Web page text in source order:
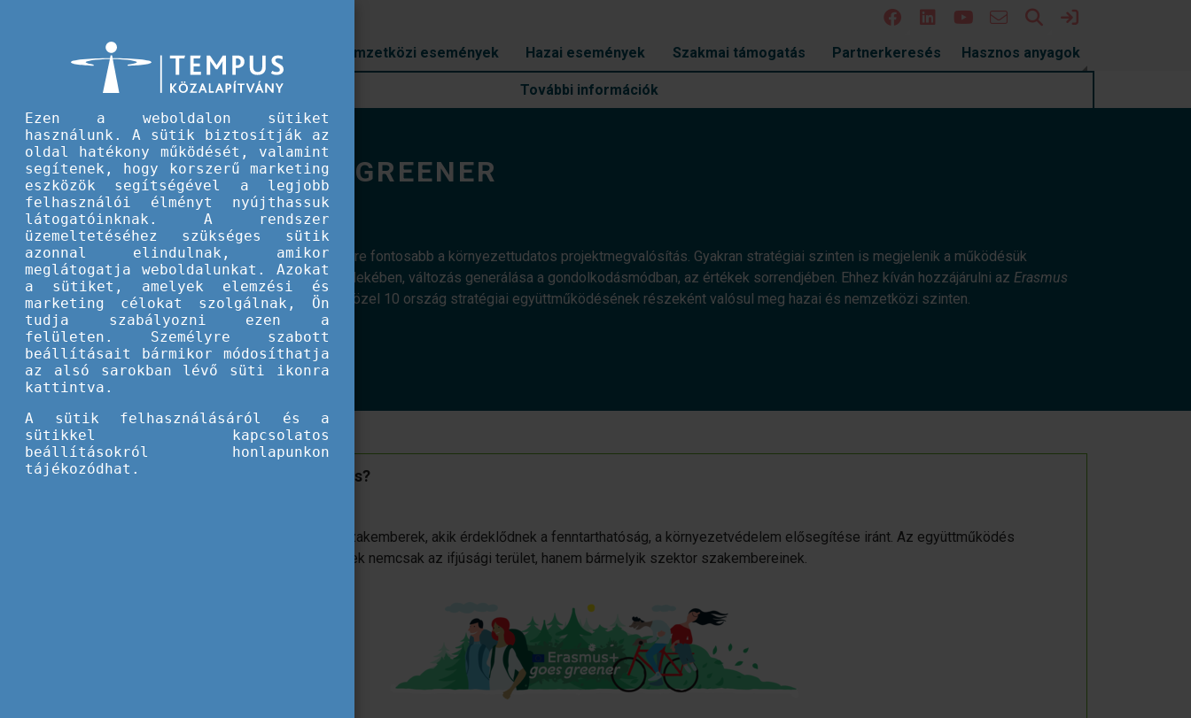
Keresés
Prioritások Nemzetközi események Hazai események Szakmai támogatás Partnerkeresés Hasznos anyagok
További információk
ERASMUS GOES GREENER
Az ifjúsági szervezetek életében egyre fontosabb a környezettudatos projektmegvalósítás. Gyakran stratégiai szinten is megjelenik a működésük
átalakítása környezetünk védelme érdekében, változás generálása a gondolkodásmódban, az értékek sorrendjében. Ehhez kíván hozzájárulni az Erasmus
Goes Greenerprojektsorozat, amely közel 10 ország stratégiai együttműködésének részeként valósul meg hazai és nemzetközi szinten.
Kiknek szól ez az együttműködés?
A cél inspiráció nyújtása azoknak a szakemberek, akik érdeklődnek a fenntarthatóság, a környezetvédelem elősegítése iránt. Az együttműködés
kezdeményezései érdekesek lehetnek nemcsak az ifjúsági terület, hanem bármelyik szektor szakembereinek.
Ezen a weboldalon sütiket
használunk. A sütik biztosítják az
oldal hatékony működését, valamint
segítenek, hogy korszerű marketing
eszközök segítségével a legjobb
felhasználói élményt nyújthassuk
látogatóinknak. A rendszer
üzemeltetéséhez szükséges sütik
azonnal elindulnak, amikor
meglátogatja weboldalunkat. Azokat
a sütiket, amelyek elemzési és
marketing célokat szolgálnak, Ön
tudja szabályozni ezen a
felületen. Személyre szabott
beállításait bármikor módosíthatja
az alsó sarokban lévő süti ikonra
kattintva.
A sütik felhasználásáról és a
sütikkel kapcsolatos
beállításokról honlapunkon
tájékozódhat.